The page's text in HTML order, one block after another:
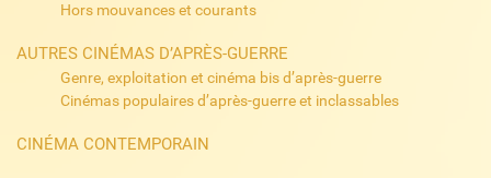
Hors mouvances et courants
AUTRES CINÉMAS D’APRÈS-GUERRE
Genre, exploitation et cinéma bis d’après-guerre
Cinémas populaires d’après-guerre et inclassables
CINÉMA CONTEMPORAIN